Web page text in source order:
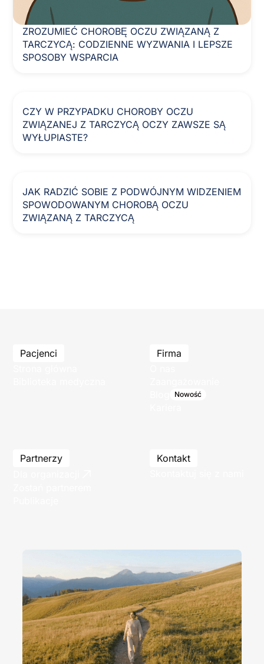
ZROZUMIEĆ CHOROBĘ OCZU ZWIĄZANĄ Z
TARCZYCĄ: CODZIENNE WYZWANIA I LEPSZE
SPOSOBY WSPARCIA
CZY W PRZYPADKU CHOROBY OCZU
ZWIĄZANEJ Z TARCZYCĄ OCZY ZAWSZE SĄ
WYŁUPIASTE?
JAK RADZIĆ SOBIE Z PODWÓJNYM WIDZENIEM
SPOWODOWANYM CHOROBĄ OCZU
ZWIĄZANĄ Z TARCZYCĄ
Pacjenci
Firma
Nowość
Partnerzy
Kontakt